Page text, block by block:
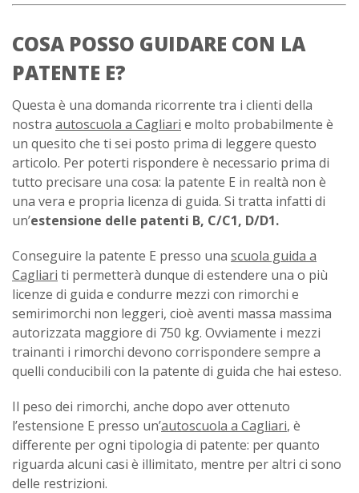
COSA POSSO GUIDARE CON LA
PATENTE E?
Questa è una domanda ricorrente tra i clienti della
nostra autoscuola a Cagliari e molto probabilmente è
un quesito che ti sei posto prima di leggere questo
articolo. Per poterti rispondere è necessario prima di
tutto precisare una cosa: la patente E in realtà non è
una vera e propria licenza di guida. Si tratta infatti di
un’estensione delle patenti B, C/C1, D/D1.
Conseguire la patente E presso una scuola guida a
Cagliari ti permetterà dunque di estendere una o più
licenze di guida e condurre mezzi con rimorchi e
semirimorchi non leggeri, cioè aventi massa massima
autorizzata maggiore di 750 kg. Ovviamente i mezzi
trainanti i rimorchi devono corrispondere sempre a
quelli conducibili con la patente di guida che hai esteso.
Il peso dei rimorchi, anche dopo aver ottenuto
l’estensione E presso un’autoscuola a Cagliari, è
differente per ogni tipologia di patente: per quanto
riguarda alcuni casi è illimitato, mentre per altri ci sono
delle restrizioni.